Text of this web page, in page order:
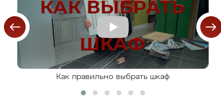
Как правильно выбрать шкаф